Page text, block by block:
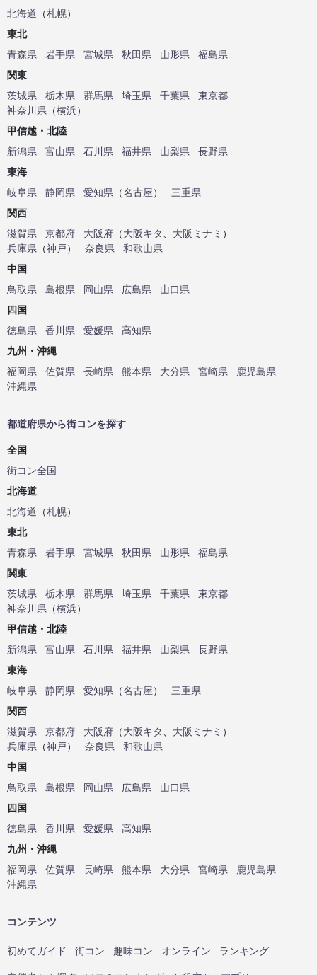
北海道 （札幌）
東北
青森県
岩手県 宮城県 秋田県 山形県
福島県
関東
茨城県
栃木県 群馬県 埼玉県 千葉県
東京都
神奈川県 （横浜）
甲信越・北陸
新潟県
富山県 石川県 福井県 山梨県
長野県
東海
岐阜県
静岡県 愛知県 （名古屋）
三重県
関西
滋賀県
京都府 大阪府 （大阪キタ 大阪ミナミ ）
兵庫県 （神戸） 奈良県
和歌山県
中国
鳥取県
島根県 岡山県 広島県
山口県
四国
徳島県
香川県 愛媛県
高知県
九州・沖縄
福岡県
佐賀県 長崎県 熊本県 大分県 宮崎県
鹿児島県
沖縄県
都道府県から街コンを探す
全国
街コン全国
北海道
北海道 （札幌）
東北
青森県
岩手県 宮城県 秋田県 山形県
福島県
関東
茨城県
栃木県 群馬県 埼玉県 千葉県
東京都
神奈川県 （横浜）
甲信越・北陸
新潟県
富山県 石川県 福井県 山梨県
長野県
東海
岐阜県
静岡県 愛知県 （名古屋）
三重県
関西
滋賀県
京都府 大阪府 （大阪キタ 大阪ミナミ ）
兵庫県 （神戸） 奈良県
和歌山県
中国
鳥取県
島根県 岡山県 広島県
山口県
四国
徳島県
香川県 愛媛県
高知県
九州・沖縄
福岡県
佐賀県 長崎県 熊本県 大分県 宮崎県
鹿児島県
沖縄県
コンテンツ
初めてガイド 街コン 趣味コン オンライン ランキング